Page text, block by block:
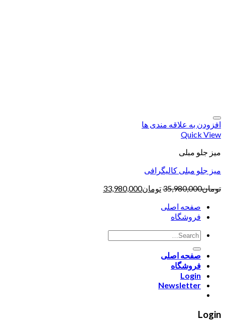
افزودن به علاقه مندی ها
Quick View
میز جلو مبلی
میز جلو مبلی کالیگرافی
تومان35,980,000تومان33,980,000
صفحه اصلی
فروشگاه
صفحه اصلی
فروشگاه
Login
Newsletter
Login